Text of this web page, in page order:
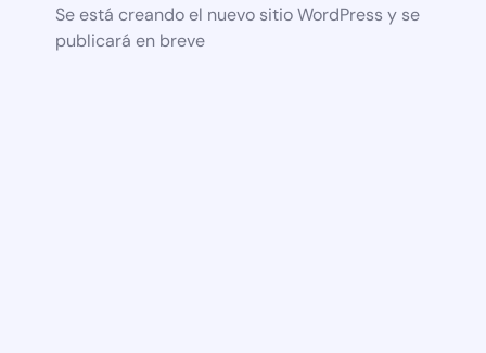
Se está creando el nuevo sitio WordPress y se
publicará en breve